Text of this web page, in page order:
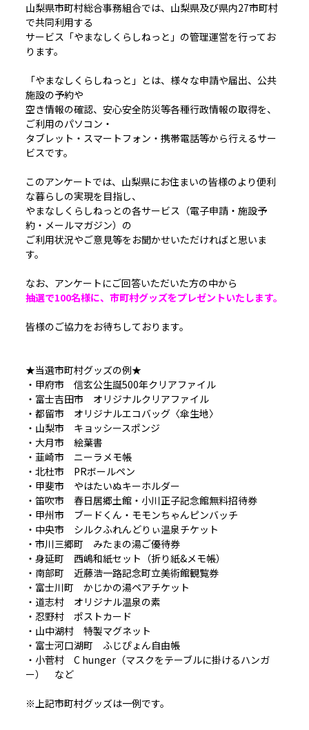
山梨県市町村総合事務組合では、山梨県及び県内27市町村
で共同利用する
サービス「やまなしくらしねっと」の管理運営を行ってお
ります。
「やまなしくらしねっと」とは、様々な申請や届出、公共
施設の予約や
空き情報の確認、安心安全防災等各種行政情報の取得を、
ご利用のパソコン・
タブレット・スマートフォン・携帯電話等から行えるサー
ビスです。
このアンケートでは、山梨県にお住まいの皆様のより便利
な暮らしの実現を目指し、
やまなしくらしねっとの各サービス（電子申請・施設予
約・メールマガジン）の
ご利用状況やご意見等をお聞かせいただければと思いま
す。
なお、アンケートにご回答いただいた方の中から
抽選で100名様に、市町村グッズをプレゼントいたします。
皆様のご協力をお待ちしております。
★当選市町村グッズの例★
・甲府市 信玄公生誕500年クリアファイル
・富士吉田市 オリジナルクリアファイル
・都留市 オリジナルエコバッグ〈傘生地〉
・山梨市 キョッシースポンジ
・大月市 絵葉書
・韮崎市 ニーラメモ帳
・北杜市 PRボールペン
・甲斐市 やはたいぬキーホルダー
・笛吹市 春日居郷土館・小川正子記念館無料招待券
・甲州市 ブードくん・モモンちゃんピンバッチ
・中央市 シルクふれんどりぃ温泉チケット
・市川三郷町 みたまの湯ご優待券
・身延町 西嶋和紙セット（折り紙&メモ帳）
・南部町 近藤浩一路記念町立美術館観覧券
・富士川町 かじかの湯ペアチケット
・道志村 オリジナル温泉の素
・忍野村 ポストカード
・山中湖村 特製マグネット
・富士河口湖町 ふじぴょん自由帳
・小菅村 C hunger（マスクをテーブルに掛けるハンガ
ー） など
※上記市町村グッズは一例です。